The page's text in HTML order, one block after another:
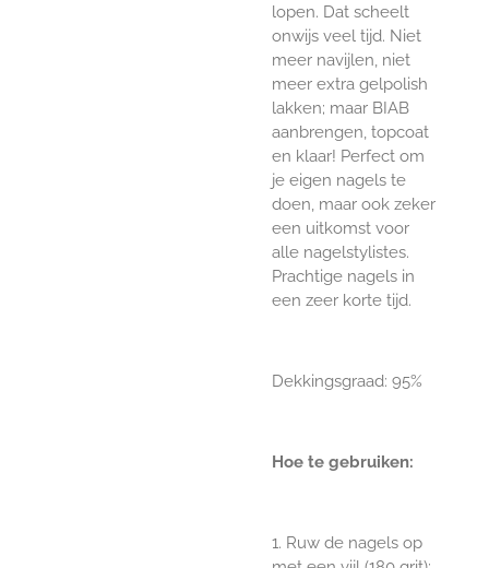
lopen. Dat scheelt
onwijs veel tijd. Niet
meer navijlen, niet
meer extra gelpolish
lakken; maar BIAB
aanbrengen, topcoat
en klaar! Perfect om
je eigen nagels te
doen, maar ook zeker
een uitkomst voor
alle nagelstylistes.
Prachtige nagels in
een zeer korte tijd.
Dekkingsgraad: 95%
Hoe te gebruiken:
1. Ruw de nagels op